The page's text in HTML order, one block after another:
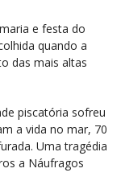
e festa do
quando a
das mais altas
piscatória sofreu
a vida no mar, 70
Uma tragédia
a Náufragos